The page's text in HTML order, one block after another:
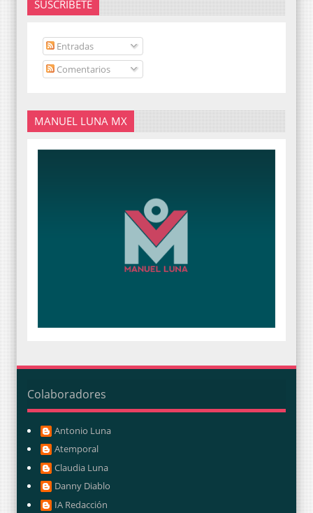
SUSCRÍBETE
Entradas
Comentarios
MANUEL LUNA MX
Colaboradores
Antonio Luna
Atemporal
Claudia Luna
Danny Diablo
IA Redacción